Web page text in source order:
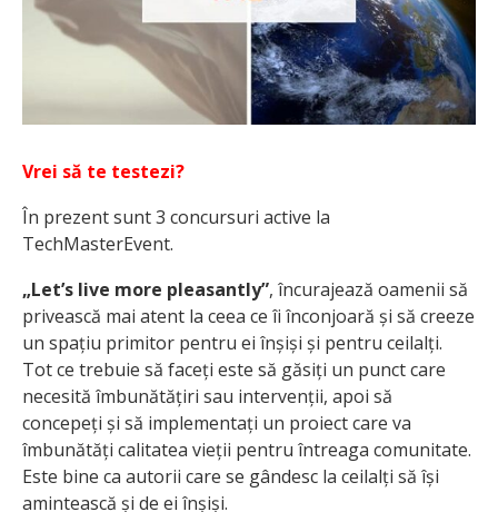
Vrei să te testezi?
În prezent sunt 3 concursuri active la
TechMasterEvent.
„Let’s live more pleasantly”, încurajează oamenii să
privească mai atent la ceea ce îi înconjoară și să creeze
un spațiu primitor pentru ei înșiși și pentru ceilalți.
Tot ce trebuie să faceți este să găsiți un punct care
necesită îmbunătățiri sau intervenții, apoi să
concepeți și să implementați un proiect care va
îmbunătăți calitatea vieții pentru întreaga comunitate.
Este bine ca autorii care se gândesc la ceilalți să își
amintească și de ei înșiși.